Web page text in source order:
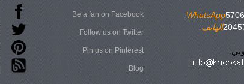
Be a fan on Facebook
Follow us on Twitter
Pin us on Pinterest
Blog
WhatsApp:
الهاتف: